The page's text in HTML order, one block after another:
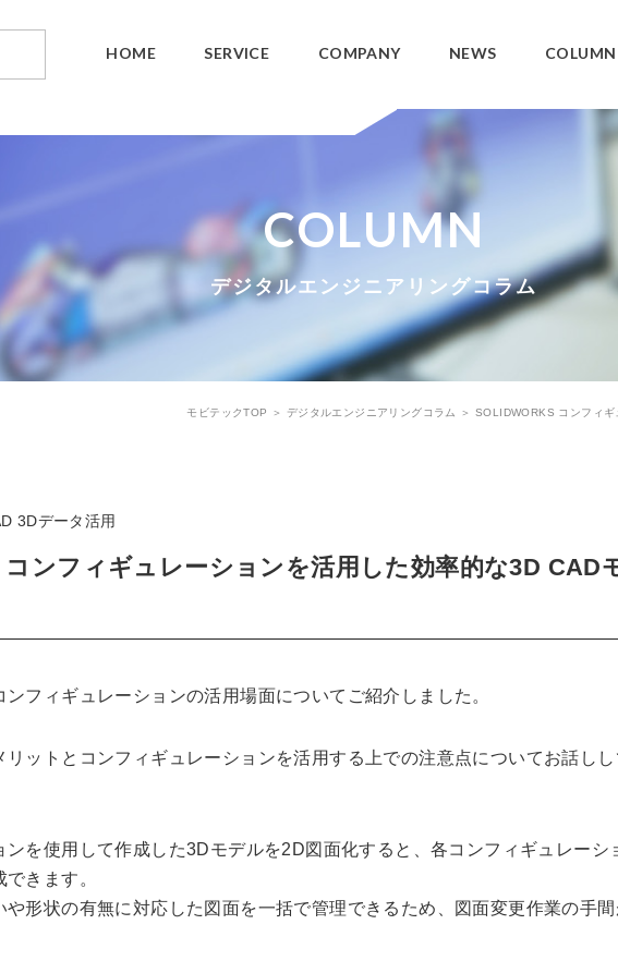
HOME SERVICE
ンジニアリング
3DCADカスタマイズ
ナ販売
データ管理システム
SOLIDWORKS PDM
ワイヤーハーネ
COMPANY NEWS COLUMN
COLUMN
デジタルエンジニアリングコラム
モビテックTOP ＞ デジタルエンジニアリングコラム ＞ SOLIDWORKS コンフィ
3Dデータ活用
ンフィギュレーションを活用した効率的な3D CAD
フィギュレーションの活用場面についてご紹介しました。
リットとコンフィギュレーションを活用する上での注意点についてお話し
ンを使用して作成した3Dモデルを2D図面化すると、各コンフィギュレーシ
きます。
や形状の有無に対応した図面を一括で管理できるため、図面変更作業の手